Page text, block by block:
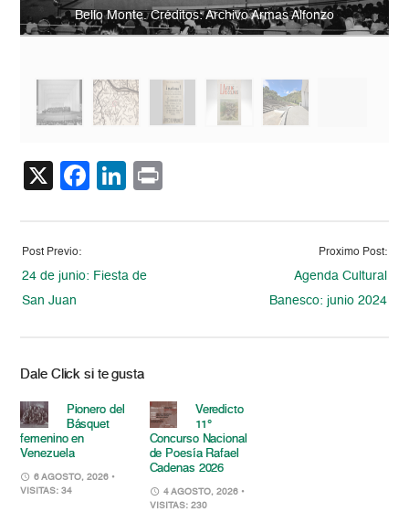
Bello Monte. Créditos: Archivo Armas Alfonzo
X Facebook
LinkedIn
Post Previo:
24 de junio: Fiesta de
San Juan
Proximo Post:
Agenda Cultural
Banesco: junio 2024
Dale Click si te gusta
Pionero del
Básquet
femenino en
Venezuela
6 AGOSTO, 2026 •
VISITAS: 34
Veredicto
11°
Concurso Nacional
de Poesía Rafael
Cadenas 2026
4 AGOSTO, 2026 •
VISITAS: 230